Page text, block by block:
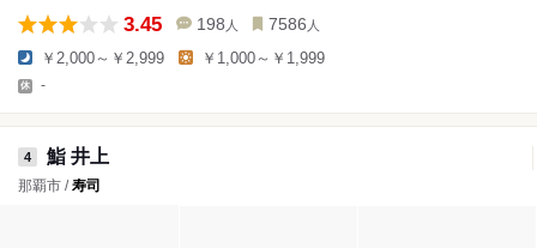
3.45 198 人 7586 人
￥2,000～￥2,999 ￥1,000～￥1,999
-
4 鮨 井上
那覇市 /寿司